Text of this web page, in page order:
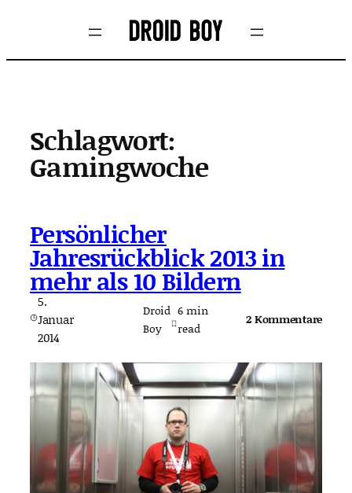
springen
Schlagwort:
Gamingwoche
Persönlicher
Jahresrückblick 2013 in
mehr als 10 Bildern
5.
Januar
2014
Droid
Boy
6min
read
2 Kommentare